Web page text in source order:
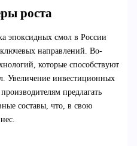
роста
эпоксидных смол в России
направлений. Во-
которые способствуют
Увеличение инвестиционных
предлагать
составы, что, в свою